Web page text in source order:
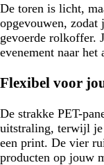
De toren is licht,
opgevouwen, zodat
gevoerde rolkoffer.
evenement naar het
Flexibel voor
De strakke PET-
uitstraling, terwijl je
een print. De vier
producten op jouw